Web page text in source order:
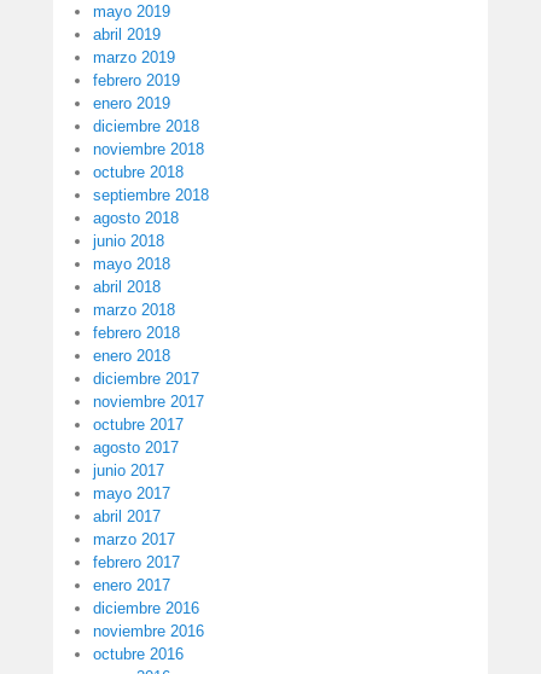
mayo 2019
abril 2019
marzo 2019
febrero 2019
enero 2019
diciembre 2018
noviembre 2018
octubre 2018
septiembre 2018
agosto 2018
junio 2018
mayo 2018
abril 2018
marzo 2018
febrero 2018
enero 2018
diciembre 2017
noviembre 2017
octubre 2017
agosto 2017
junio 2017
mayo 2017
abril 2017
marzo 2017
febrero 2017
enero 2017
diciembre 2016
noviembre 2016
octubre 2016